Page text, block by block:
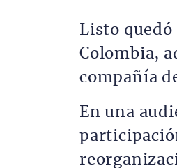
Listo
Colombia,
compañía
En una